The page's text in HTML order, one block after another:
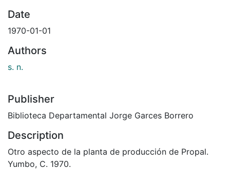
Date
1970-01-01
Authors
s. n.
Publisher
Biblioteca Departamental Jorge Garces Borrero
Description
Otro aspecto de la planta de producción de Propal.
Yumbo, C. 1970.